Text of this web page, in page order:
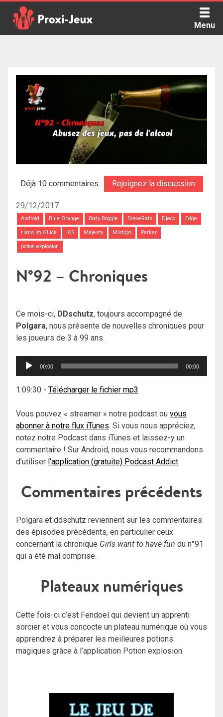
content
Menu
Déjà 10 commentaires : Rejoignez la discussion
29/12/2017
Android Blue Orange Body Boggle BraveRats Djeco Edge
Hans im Glück IOS Majesty Mistigri Parker
potion explosion
N°92 – Chroniques
Ce mois-ci, DDschutz, toujours accompagné de
Polgara, nous présente de nouvelles chroniques pour
les joueurs de 3 à 99 ans.
Lecteur
00:00 00:00
1:09:30 - Télécharger le fichier mp3
Vous pouvez « streamer » notre podcast ou vous
abonner à notre flux iTunes. Si vous nous appréciez,
notez notre Podcast dans iTunes et laissez-y un
commentaire ! Sur Android, nous vous recommandons
d’utiliser l’application (gratuite) Podcast Addict.
Commentaires précédents
Polgara et ddschutz reviennent sur les commentaires
des épisodes précédents, en particulier ceux
concernant la chronique Girls want to have fun du n°91
qui a été mal comprise.
Plateaux numériques
Cette fois-ci c’est Fendoel qui devient un apprenti
sorcier et vous concocte un plateau numérique où vous
apprendrez à préparer les meilleures potions
magiques grâce à l’application Potion explosion.